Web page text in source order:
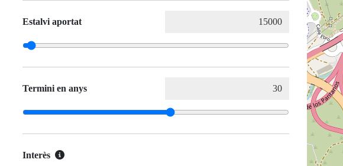
Estalvi aportat
Termini en anys
Interès